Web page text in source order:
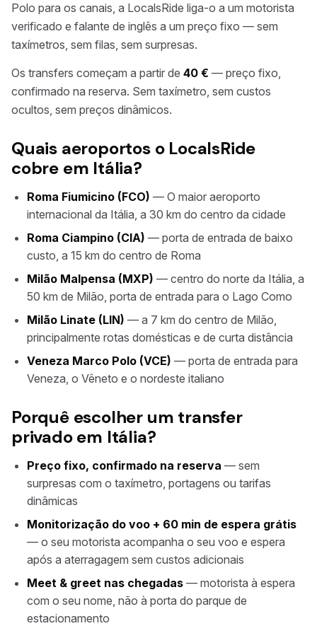
Polo para os canais, a LocalsRide liga-o a um motorista
verificado e falante de inglês a um preço fixo — sem
taxímetros, sem filas, sem surpresas.
Os transfers começam a partir de 40 € — preço fixo,
confirmado na reserva. Sem taxímetro, sem custos
ocultos, sem preços dinâmicos.
Quais aeroportos o LocalsRide
cobre em Itália?
Roma Fiumicino (FCO) — O maior aeroporto
internacional da Itália, a 30 km do centro da cidade
Roma Ciampino (CIA) — porta de entrada de baixo
custo, a 15 km do centro de Roma
Milão Malpensa (MXP) — centro do norte da Itália, a
50 km de Milão, porta de entrada para o Lago Como
Milão Linate (LIN) — a 7 km do centro de Milão,
principalmente rotas domésticas e de curta distância
Veneza Marco Polo (VCE) — porta de entrada para
Veneza, o Vêneto e o nordeste italiano
Porquê escolher um transfer
privado em Itália?
Preço fixo, confirmado na reserva — sem
surpresas com o taxímetro, portagens ou tarifas
dinâmicas
Monitorização do voo + 60 min de espera grátis
— o seu motorista acompanha o seu voo e espera
após a aterragagem sem custos adicionais
Meet & greet nas chegadas — motorista à espera
com o seu nome, não à porta do parque de
estacionamento